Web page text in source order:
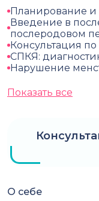
Планирование и
Введение в
послеродовом
Консультация
СПКЯ:
Нарушение
Показать все
О себе